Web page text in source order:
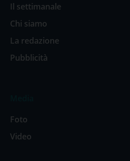
Il settimanale
Chi siamo
La redazione
Pubblicità
Foto
Video